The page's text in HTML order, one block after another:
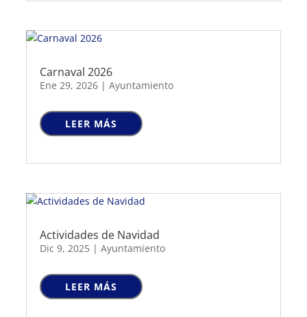
Carnaval 2026
Ene 29, 2026 |Ayuntamiento
LEER MÁS
Actividades de Navidad
Dic 9, 2025 |Ayuntamiento
LEER MÁS